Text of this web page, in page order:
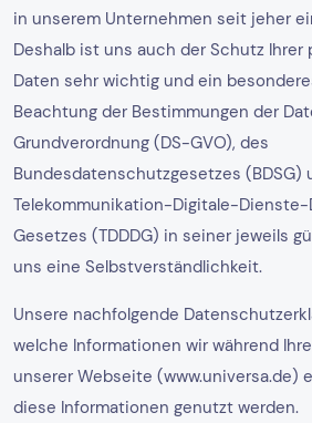
in unserem Unternehmen seit jeher
Deshalb ist uns auch der Schutz Ihrer
Daten sehr wichtig und ein
Beachtung der Bestimmungen der
Grundverordnung (DS-GVO), des
Bundesdatenschutzgesetzes (BDSG)
Telekommunikation-Digitale-
Gesetzes (TDDDG) in seiner jeweils
uns eine Selbstverständlichkeit.
Unsere nachfolgende
welche Informationen wir während
unserer Webseite (www.universa.de)
diese Informationen genutzt werden.